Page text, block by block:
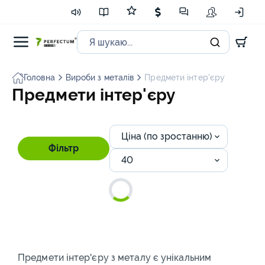
Головна Вироби з металів Предмети інтер'єру
Предмети інтер'єру
Фільтр
Ціна (по зростанню)
40
Предмети інтер'єру з металу є унікальним